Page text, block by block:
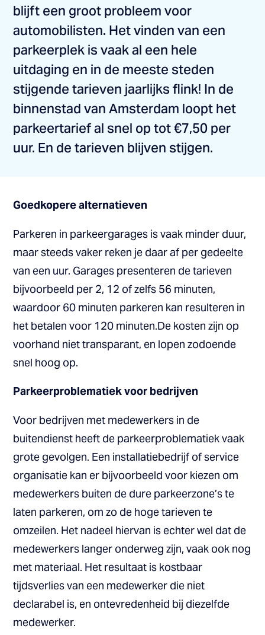
blijft een groot probleem voor
automobilisten. Het vinden van een
parkeerplek is vaak al een hele
uitdaging en in de meeste steden
stijgende tarieven jaarlijks flink! In de
binnenstad van Amsterdam loopt het
parkeertarief al snel op tot €7,50 per
uur. En de tarieven blijven stijgen.
Goedkopere alternatieven
Parkeren in parkeergarages is vaak minder duur,
maar steeds vaker reken je daar af per gedeelte
van een uur. Garages presenteren de tarieven
bijvoorbeeld per 2, 12 of zelfs 56 minuten,
waardoor 60 minuten parkeren kan resulteren in
het betalen voor 120 minuten.De kosten zijn op
voorhand niet transparant, en lopen zodoende
snel hoog op.
Parkeerproblematiek voor bedrijven
Voor bedrijven met medewerkers in de
buitendienst heeft de parkeerproblematiek vaak
grote gevolgen. Een installatiebedrijf of service
organisatie kan er bijvoorbeeld voor kiezen om
medewerkers buiten de dure parkeerzone’s te
laten parkeren, om zo de hoge tarieven te
omzeilen. Het nadeel hiervan is echter wel dat de
medewerkers langer onderweg zijn, vaak ook nog
met materiaal. Het resultaat is kostbaar
tijdsverlies van een medewerker die niet
declarabel is, en ontevredenheid bij diezelfde
medewerker.